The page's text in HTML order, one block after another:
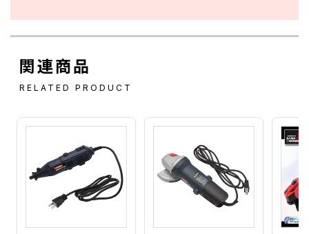
関連商品
RELATED PRODUCT